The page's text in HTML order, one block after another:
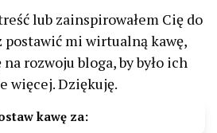
lub zainspirowałem Cię do
postawić mi wirtualną kawę,
rozwoju bloga, by było ich
więcej. Dziękuję.
kawę za: